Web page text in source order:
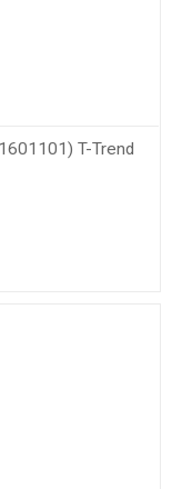
T-Trend